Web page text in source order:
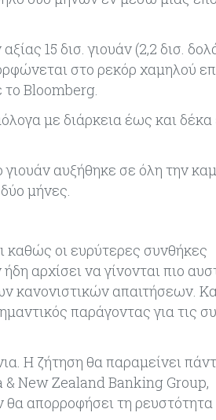
15 δισ. γιουάν (2,2 δισ.
στο ρεκόρ χαμηλού
το Bloomberg.
με διάρκεια έως και δέκα
αυξήθηκε σε όλη την
μήνες.
καθώς οι ευρύτερες συνθήκες
αρχίσει να γίνονται πιο
κανονιστικών απαιτήσεων.
παράγοντας για τις
Η ζήτηση θα παραμείνει
& New Zealand Banking Group,
απορροφήσει τη ρευστότητα